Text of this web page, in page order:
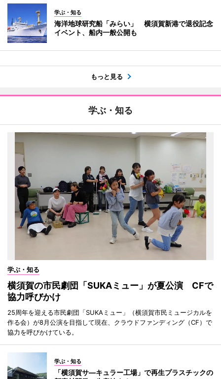
学ぶ・知る
海洋地球研究船「みらい」 横須賀新港で退役記念
イベント、船内一般公開も
もっと見る
学ぶ・知る
学ぶ・知る
横須賀の市民劇団「SUKAミュー」が夏公演 CFで
協力呼びかけ
25周年を迎える市民劇団「SUKAミュー」（横須賀市民ミュージカルを
作る会）が8月公演を目指して現在、クラウドファンディング（CF）で
協力を呼びかけている。
学ぶ・知る
「横須賀サ―キュラー工場」で再生プラスチックの